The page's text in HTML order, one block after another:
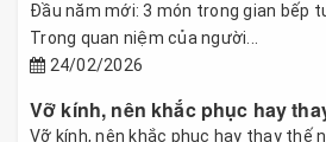
Đầu năm mới: 3 món trong gian bếp
Trong quan niệm của người...
24/02/2026
Vỡ kính, nên khắc phục hay
Vỡ kính, nên khắc phục hay thay thế